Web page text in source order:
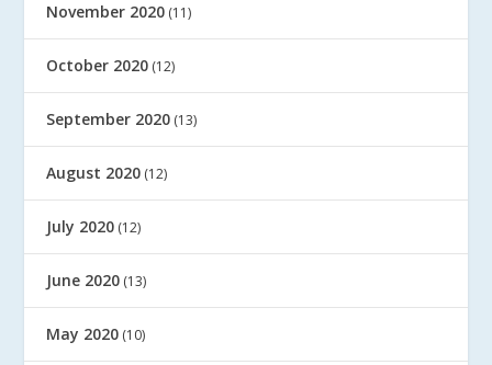
November 2020 (11)
October 2020 (12)
September 2020 (13)
August 2020 (12)
July 2020 (12)
June 2020 (13)
May 2020 (10)